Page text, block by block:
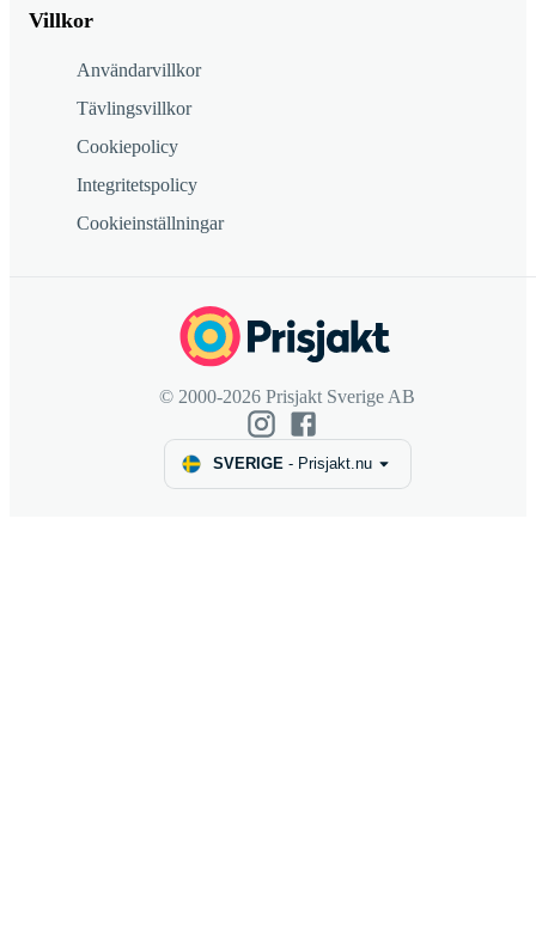
Villkor
Användarvillkor
Tävlingsvillkor
Cookiepolicy
Integritetspolicy
Cookieinställningar
© 2000-2026 Prisjakt Sverige AB
SVERIGE- Prisjakt.nu